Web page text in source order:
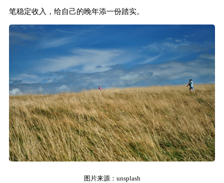
笔稳定收入，给自己的晚年添一份踏实。
图片来源：unsplash